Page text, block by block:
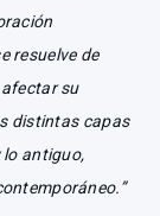
resuelve de
su
distintas capas
lo antiguo,